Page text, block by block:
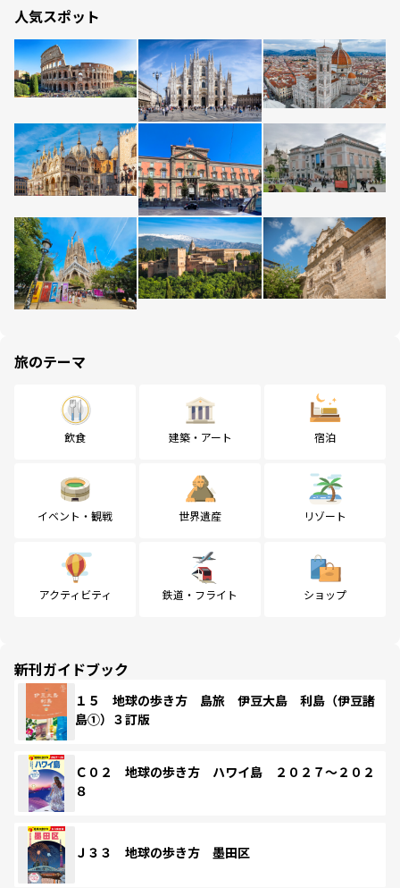
人気スポット
旅のテーマ
飲食 建築・アート 宿泊
イベント・観戦 世界遺産 リゾート
アクティビティ 鉄道・フライト ショップ
新刊ガイドブック
１５ 地球の歩き方 島旅 伊豆大島 利島（伊豆諸
島①）３訂版
Ｃ０２ 地球の歩き方 ハワイ島 ２０２７～２０２
８
Ｊ３３ 地球の歩き方 墨田区